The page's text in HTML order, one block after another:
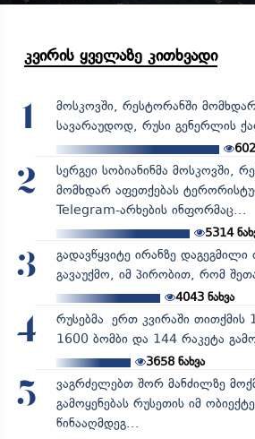
კვირის ყველაზე კითხვადი
1
მოსკოვში, რესტორანში
სავარაუდოდ, რუსი გენერლის
2
სერგეი სობიანინმა მოსკოვში,
მომხდარ აფეთქებას
Telegram-არხების ინფორმაც...
5314
3
გადავწყვიტე ირანზე დაგეგმილი
გავაუქმო, იმ პირობით, რომ
4043ნახვა
4
რუსებმა ერთ კვირაში
1600 ბომბი და 144 რაკეტა
3658ნახვა
5
ვაგრძელებთ შორ მანძილზე
გამოყენებას რუსეთის იმ
წინააღმდეგ...